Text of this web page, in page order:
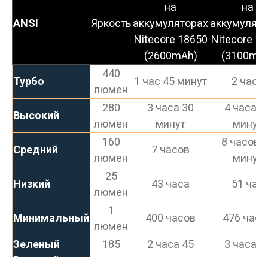
ANSI Яркость
на
аккумуляторах
Nitecore 18650
(2600mAh)
на
Nitecore
Турбо
440
люмен
1 час 45 минут 2 часа
Высокий
280
люмен
3 часа 30
минут
4 часа
минут
Средний
160
люмен
7 часов
8 часов
минут
Низкий
25
люмен
43 часа 51 час
Минимальный
1
люмен
400 часов 476
Зеленый
185
2 часа 45
3 часа